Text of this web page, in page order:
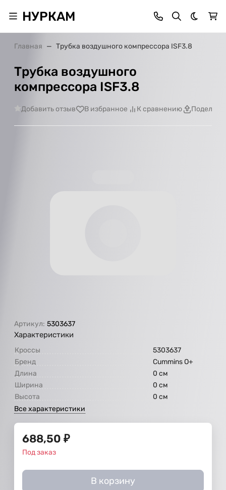
НУРКАМ Темная
Главная Трубка воздушного компрессора ISF3.8
Трубка воздушного
компрессора ISF3.8
Добавить отзыв В избранное К сравнению
Артикул: 5303637
Характеристики
Кроссы
5303637
Бренд
Cummins O+
Длина
0 см
Ширина
0 см
Высота
0 см
Все характеристики
688,50 ₽
Под заказ
В корзину